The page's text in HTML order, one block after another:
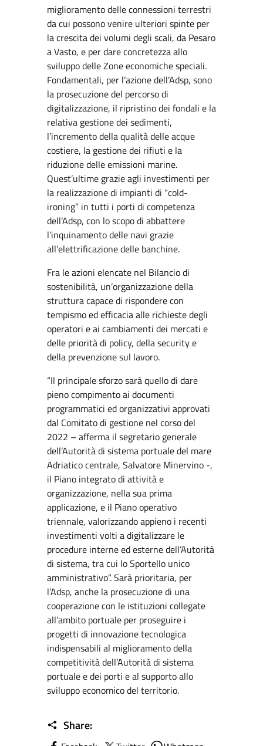
miglioramento delle connessioni terrestri
da cui possono venire ulteriori spinte per
la crescita dei volumi degli scali, da Pesaro
a Vasto, e per dare concretezza allo
sviluppo delle Zone economiche speciali.
Fondamentali, per l’azione dell’Adsp, sono
la prosecuzione del percorso di
digitalizzazione, il ripristino dei fondali e la
relativa gestione dei sedimenti,
l’incremento della qualità delle acque
costiere, la gestione dei rifiuti e la
riduzione delle emissioni marine.
Quest’ultime grazie agli investimenti per
la realizzazione di impianti di “cold-
ironing” in tutti i porti di competenza
dell’Adsp, con lo scopo di abbattere
l’inquinamento delle navi grazie
all’elettrificazione delle banchine.
Fra le azioni elencate nel Bilancio di
sostenibilità, un’organizzazione della
struttura capace di rispondere con
tempismo ed efficacia alle richieste degli
operatori e ai cambiamenti dei mercati e
delle priorità di policy, della security e
della prevenzione sul lavoro.
“Il principale sforzo sarà quello di dare
pieno compimento ai documenti
programmatici ed organizzativi approvati
dal Comitato di gestione nel corso del
2022 – afferma il segretario generale
dell’Autorità di sistema portuale del mare
Adriatico centrale, Salvatore Minervino -,
il Piano integrato di attività e
organizzazione, nella sua prima
applicazione, e il Piano operativo
triennale, valorizzando appieno i recenti
investimenti volti a digitalizzare le
procedure interne ed esterne dell’Autorità
di sistema, tra cui lo Sportello unico
amministrativo”. Sarà prioritaria, per
l’Adsp, anche la prosecuzione di una
cooperazione con le istituzioni collegate
all’ambito portuale per proseguire i
progetti di innovazione tecnologica
indispensabili al miglioramento della
competitività dell’Autorità di sistema
portuale e dei porti e al supporto allo
sviluppo economico del territorio.
Share: